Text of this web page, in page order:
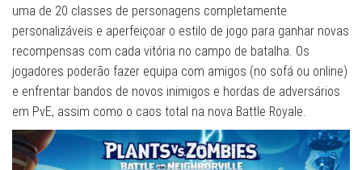
uma de 20 classes de personagens completamente
personalizáveis e aperfeiçoar o estilo de jogo para ganhar novas
recompensas com cada vitória no campo de batalha. Os
jogadores poderão fazer equipa com amigos (no sofá ou online)
e enfrentar bandos de novos inimigos e hordas de adversários
em PvE, assim como o caos total na nova Battle Royale.